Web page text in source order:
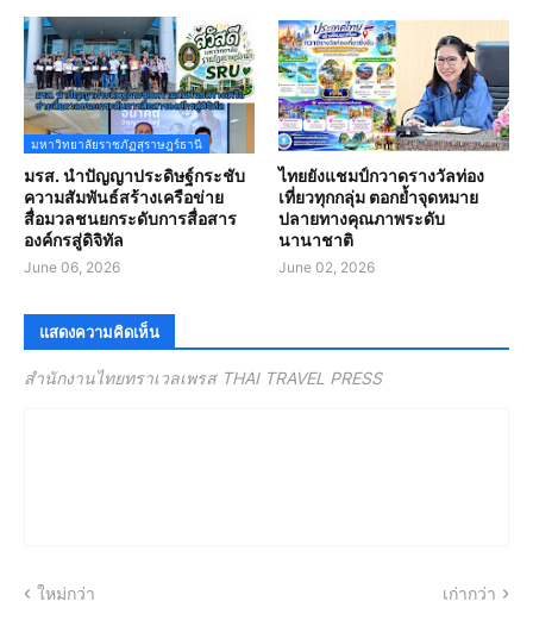
มหาวิทยาลัยราชภัฏสุราษฎร์ธานี
มรส. นำปัญญาประดิษฐ์กระชับ
ความสัมพันธ์สร้างเครือข่าย
สื่อมวลชนยกระดับการสื่อสาร
องค์กรสู่ดิจิทัล
June 06, 2026
ไทยยังแชมป์กวาดรางวัลท่อง
เที่ยวทุกกลุ่ม ตอกย้ำจุดหมาย
ปลายทางคุณภาพระดับ
นานาชาติ
June 02, 2026
แสดงความคิดเห็น
สำนักงานไทยทราเวลเพรส THAI TRAVEL PRESS
ใหม่กว่า เก่ากว่า